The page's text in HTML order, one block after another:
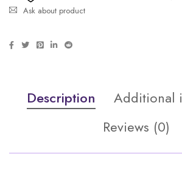
Ask about product
Description
Additional
Reviews (0)